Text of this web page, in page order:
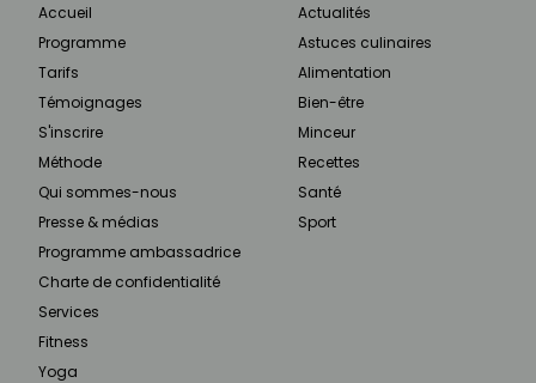
Accueil
Programme
Tarifs
Témoignages
S'inscrire
Méthode
Qui sommes-nous
Presse & médias
Programme ambassadrice
Charte de confidentialité
Services
Fitness
Yoga
Actualités
Astuces culinaires
Alimentation
Bien-être
Minceur
Recettes
Santé
Sport